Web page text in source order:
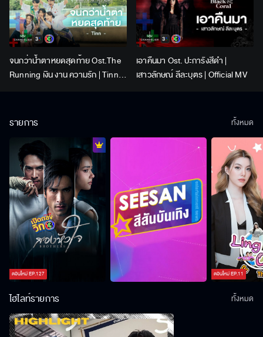
จนกว่าน้ำตาหยดสุดท้าย Ost.The
Running เงิน งาน ความรัก | Tinn |
เอาคืนมา Ost. ปะการังสีดำ |
เสาวลักษณ์ ลีละบุตร | Official MV
รายการ
ตอนใหม่EP.127 ตอนใหม่EP.11
ทั้งหมด
ไฮไลท์รายการ ทั้งหมด